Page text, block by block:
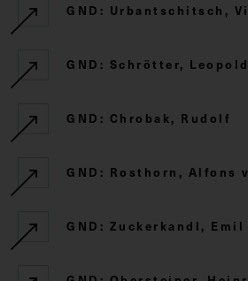
GND: Urbantschitsch,
GND: Schrötter,
GND: Chrobak, Rudolf
GND: Rosthorn, Alfons
GND: Zuckerkandl, Emil